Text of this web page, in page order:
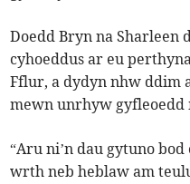
Doedd Bryn na Sharleen
cyhoeddus ar eu
Fflur, a dydyn nhw ddim
mewn unrhyw gyfleoedd
“Aru ni’n dau gytuno
wrth neb heblaw am